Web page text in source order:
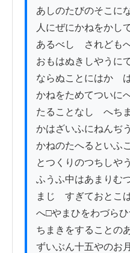
あしのたびのそこに
人にぜにかねをかし
あるべし　されども
おもはぬきしやうに
ならぬことにはかゝ
かねをためてついに
たることなし　へち
かはざいふにねんぢう
かねのたへるといふ
とつくりのつちしや
ふうふ中はあまりむ
まじ　すぎておとこ
へ□やまひをわづら
ちまきをすることの
ずいぶん十五やのお